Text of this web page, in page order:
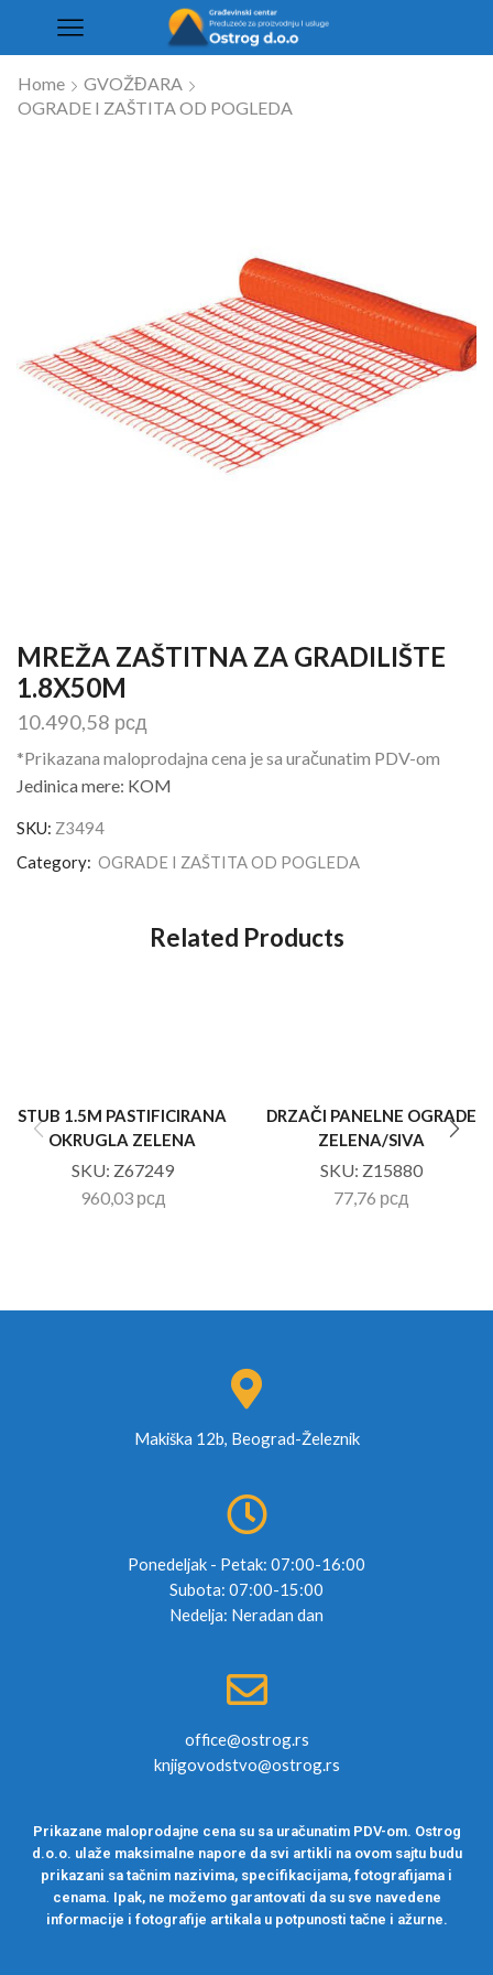
Home
GVOŽĐARA
OGRADE I ZAŠTITA OD POGLEDA
MREŽA ZAŠTITNA ZA GRADILIŠTE
1.8X50M
10.490,58 рсд
*Prikazana maloprodajna cena je sa uračunatim PDV-om
Jedinica mere: KOM
SKU: Z3494
Category: OGRADE I ZAŠTITA OD POGLEDA
Related Products
STUB 1.5M PASTIFICIRANA
OKRUGLA ZELENA
SKU: Z67249
960,03 рсд
DRZAČI PANELNE OGRADE
ZELENA/SIVA
SKU: Z15880
77,76 рсд
Makiška 12b, Beograd-Železnik
Ponedeljak - Petak: 07:00-16:00
Subota: 07:00-15:00
Nedelja: Neradan dan
office@ostrog.rs
knjigovodstvo@ostrog.rs
Prikazane maloprodajne cena su sa uračunatim PDV-om. Ostrog
d.o.o. ulaže maksimalne napore da svi artikli na ovom sajtu budu
prikazani sa tačnim nazivima, specifikacijama, fotografijama i
cenama. Ipak, ne možemo garantovati da su sve navedene
informacije i fotografije artikala u potpunosti tačne i ažurne.